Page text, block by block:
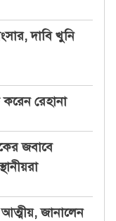
দাবি খুনি
রেহানা
জবাবে
জানালেন